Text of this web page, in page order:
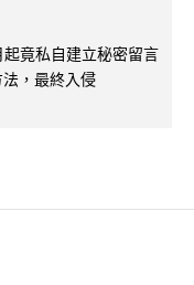
竟私自建立秘密留言
，最終入侵